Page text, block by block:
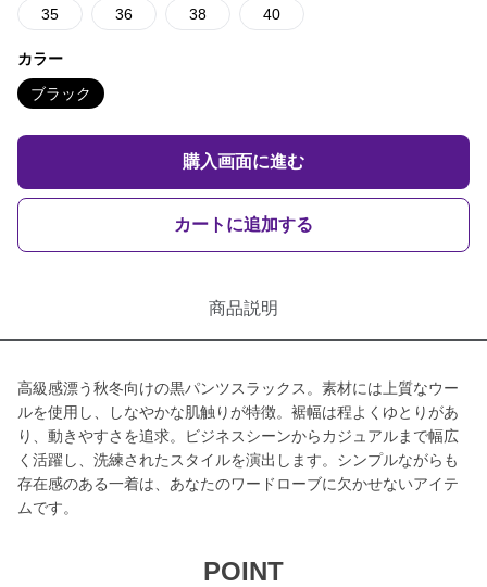
35 36 38 40
カラー
ブラック
購入画面に進む
カートに追加する
商品説明
高級感漂う秋冬向けの黒パンツスラックス。素材には上質なウー
ルを使用し、しなやかな肌触りが特徴。裾幅は程よくゆとりがあ
り、動きやすさを追求。ビジネスシーンからカジュアルまで幅広
く活躍し、洗練されたスタイルを演出します。シンプルながらも
存在感のある一着は、あなたのワードローブに欠かせないアイテ
ムです。
POINT